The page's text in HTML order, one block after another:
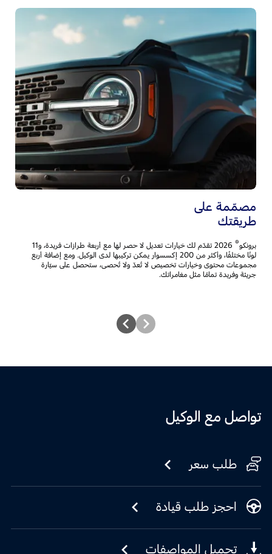
مصمّمة على
طريقتك
برونكو®
2026 تقدّم لك خيارات تعديل لا حصر لها مع أربعة طرازات فريدة، و11
لونًا مختلفًا، وأكثر من 200 إكسسوار يمكن تركيبها لدى الوكيل. ومع إضافة أربع
مجموعات محتوى وخيارات تخصيص لا تُعدّ ولا تُحصى، ستحصل على سيّارة
جريئة وفريدة تمامًا مثل مغامراتك.
تواصل مع الوكيل
طلب سعر
احجز طلب قيادة
تحميل المواصفات